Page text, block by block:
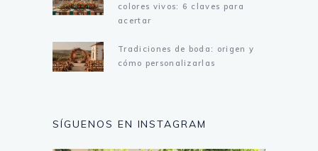
colores vivos: 6 claves para
acertar
Tradiciones de boda: origen y
cómo personalizarlas
SÍGUENOS EN INSTAGRAM